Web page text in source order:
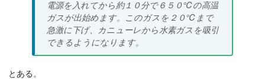
電源を入れてから約１０分で６５０℃の高温
ガスが出始めます。このガスを２０℃まで
急激に下げ、カニューレから水素ガスを吸引
できるようになります。
とある。